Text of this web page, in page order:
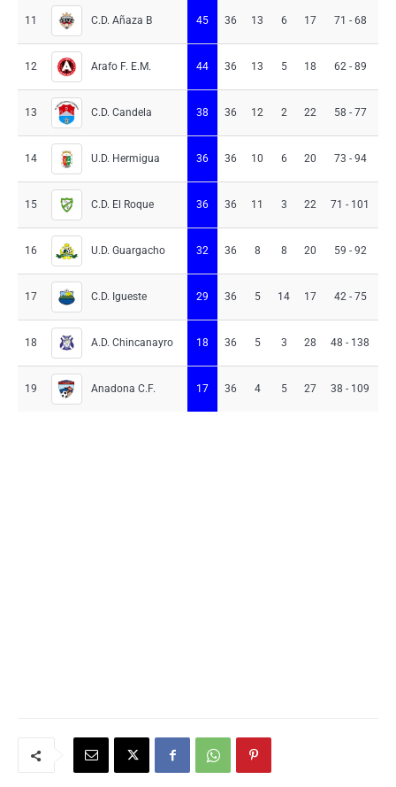
11 C.D. Añaza B 45 36 13 6 17 71 - 68
12 Arafo F. E.M. 44 36 13 5 18 62 - 89
13 C.D. Candela 38 36 12 2 22 58 - 77
14 U.D. Hermigua 36 36 10 6 20 73 - 94
15 C.D. El Roque 36 36 11 3 22 71 - 101
16 U.D. Guargacho 32 36 8 8 20 59 - 92
17 C.D. Igueste 29 36 5 14 17 42 - 75
18 A.D. Chincanayro 18 36 5 3 28 48 - 138
19 Anadona C.F. 17 36 4 5 27 38 - 109